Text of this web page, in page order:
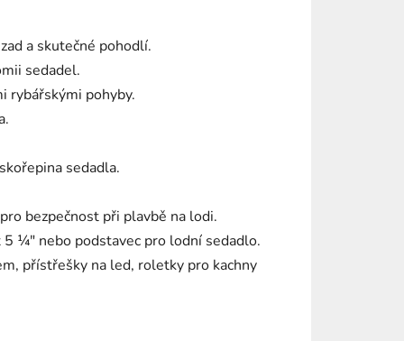
a skutečné pohodlí.
sedadel.
rybářskými pohyby.
sedadla.
bezpečnost při plavbě na lodi.
¼" nebo podstavec pro lodní sedadlo.
přístřešky na led, roletky pro kachny